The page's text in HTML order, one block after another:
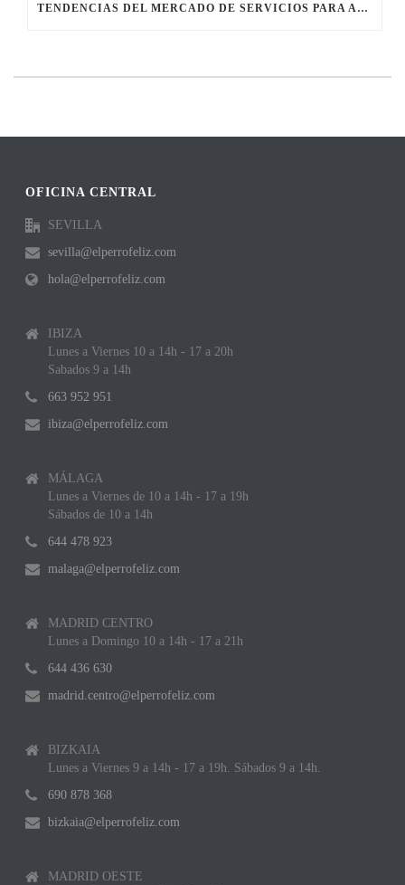
TENDENCIAS DEL MERCADO DE SERVICIOS PARA ANIMALES DE COMPAÑÍA
OFICINA CENTRAL
SEVILLA
sevilla@elperrofeliz.com
hola@elperrofeliz.com
IBIZA
Lunes a Viernes 10 a 14h - 17 a 20h
Sabados 9 a 14h
663 952 951
ibiza@elperrofeliz.com
MÁLAGA
Lunes a Viernes de 10 a 14h - 17 a 19h
Sábados de 10 a 14h
644 478 923
malaga@elperrofeliz.com
MADRID CENTRO
Lunes a Domingo 10 a 14h - 17 a 21h
644 436 630
madrid.centro@elperrofeliz.com
BIZKAIA
Lunes a Viernes 9 a 14h - 17 a 19h. Sábados 9 a 14h.
690 878 368
bizkaia@elperrofeliz.com
MADRID OESTE